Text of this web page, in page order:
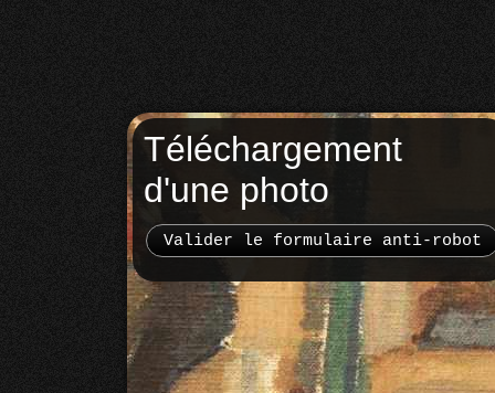
Téléchargement
d'une photo